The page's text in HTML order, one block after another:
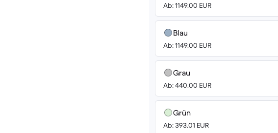
Ab: 1149.00 EUR
Blau
Ab: 1149.00 EUR
Grau
Ab: 440.00 EUR
Grün
Ab: 393.01 EUR